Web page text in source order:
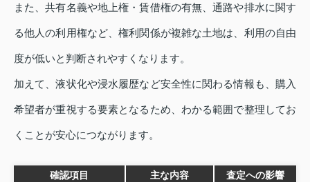
また、共有名義や地上権・賃借権の有無、通路や排水に関す
る他人の利用権など、権利関係が複雑な土地は、利用の自由
度が低いと判断されやすくなります。
加えて、液状化や浸水履歴など安全性に関わる情報も、購入
希望者が重視する要素となるため、わかる範囲で整理してお
くことが安心につながります。
確認項目 主な内容 査定への影響